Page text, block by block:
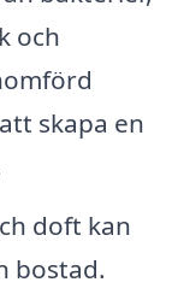
och
skapa en
doft kan
bostad.